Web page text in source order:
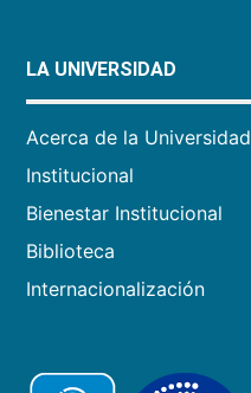
LA UNIVERSIDAD
Acerca de la Universidad
Institucional
Bienestar Institucional
Biblioteca
Internacionalización